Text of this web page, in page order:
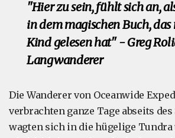
"Hier zu sein, fühlt sich an,
in dem magischen Buch, das
Kind gelesen hat" - Greg
Langwanderer
Die Wanderer von Oceanwide
verbrachten ganze Tage abseits
wagten sich in die hügelige Tundra